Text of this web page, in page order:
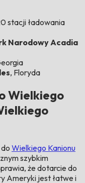
stacji ładowania
Narodowy Acadia
, Floryda
Wielkiego
Wielkiego Kanionu
szybkim
że dotarcie do
Ameryki jest łatwe i